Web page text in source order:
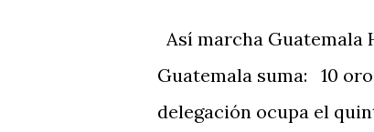
Así marcha Guatemala
Guatemala suma: 10
delegación ocupa el